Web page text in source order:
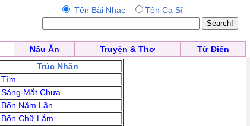
Tên Bài Nhạc Tên Ca Sĩ
Nấu Ăn Truyện & Thơ
Từ Điển
Trúc Nhân
Tìm
Sáng Mắt Chưa
Bốn Năm Lần
Bốn Chữ Lắm